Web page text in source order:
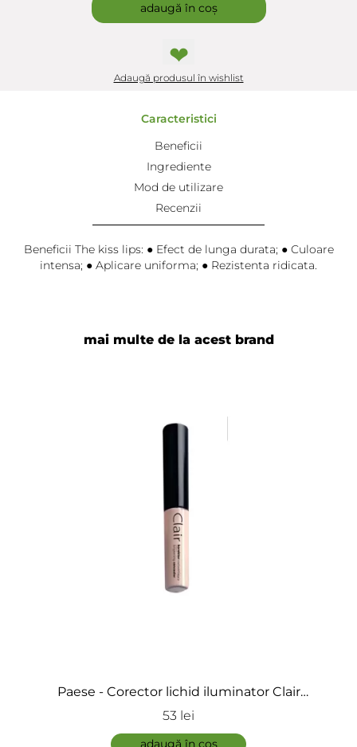
adaugă în coș
❤
Adaugă produsul în wishlist
Caracteristici
Beneficii
Ingrediente
Mod de utilizare
Recenzii
Beneficii The kiss lips: ● Efect de lunga durata; ● Culoare
intensa; ● Aplicare uniforma; ● Rezistenta ridicata.
mai multe de la acest brand
Paese - Corector lichid iluminator Clair
Brightening Concelar
53 lei
adaugă în coș